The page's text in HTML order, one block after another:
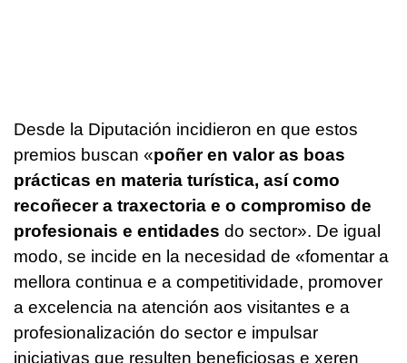
Desde la Diputación incidieron en que estos
premios buscan «poñer en valor as boas
prácticas en materia turística, así como
recoñecer a traxectoria e o compromiso de
profesionais e entidades do sector». De igual
modo, se incide en la necesidad de «fomentar a
mellora continua e a competitividade, promover
a excelencia na atención aos visitantes e a
profesionalización do sector e impulsar
iniciativas que resulten beneficiosas e xeren